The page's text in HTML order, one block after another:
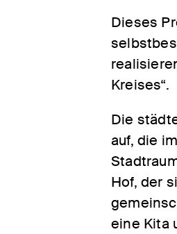
Dieses
Kreises“.
Die
auf, die
Hof, der
eine Kita